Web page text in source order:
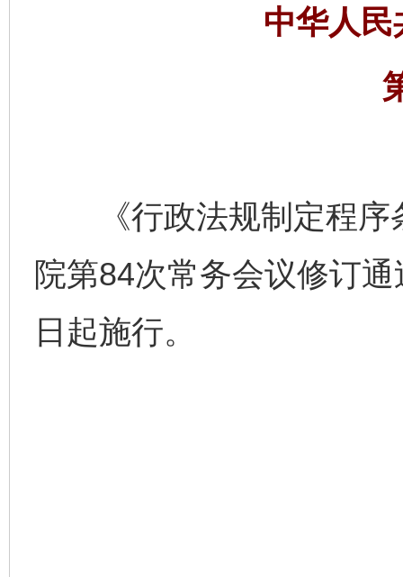
中华人
《行政法规制定程序
院第84次常务会议修订
日起施行。